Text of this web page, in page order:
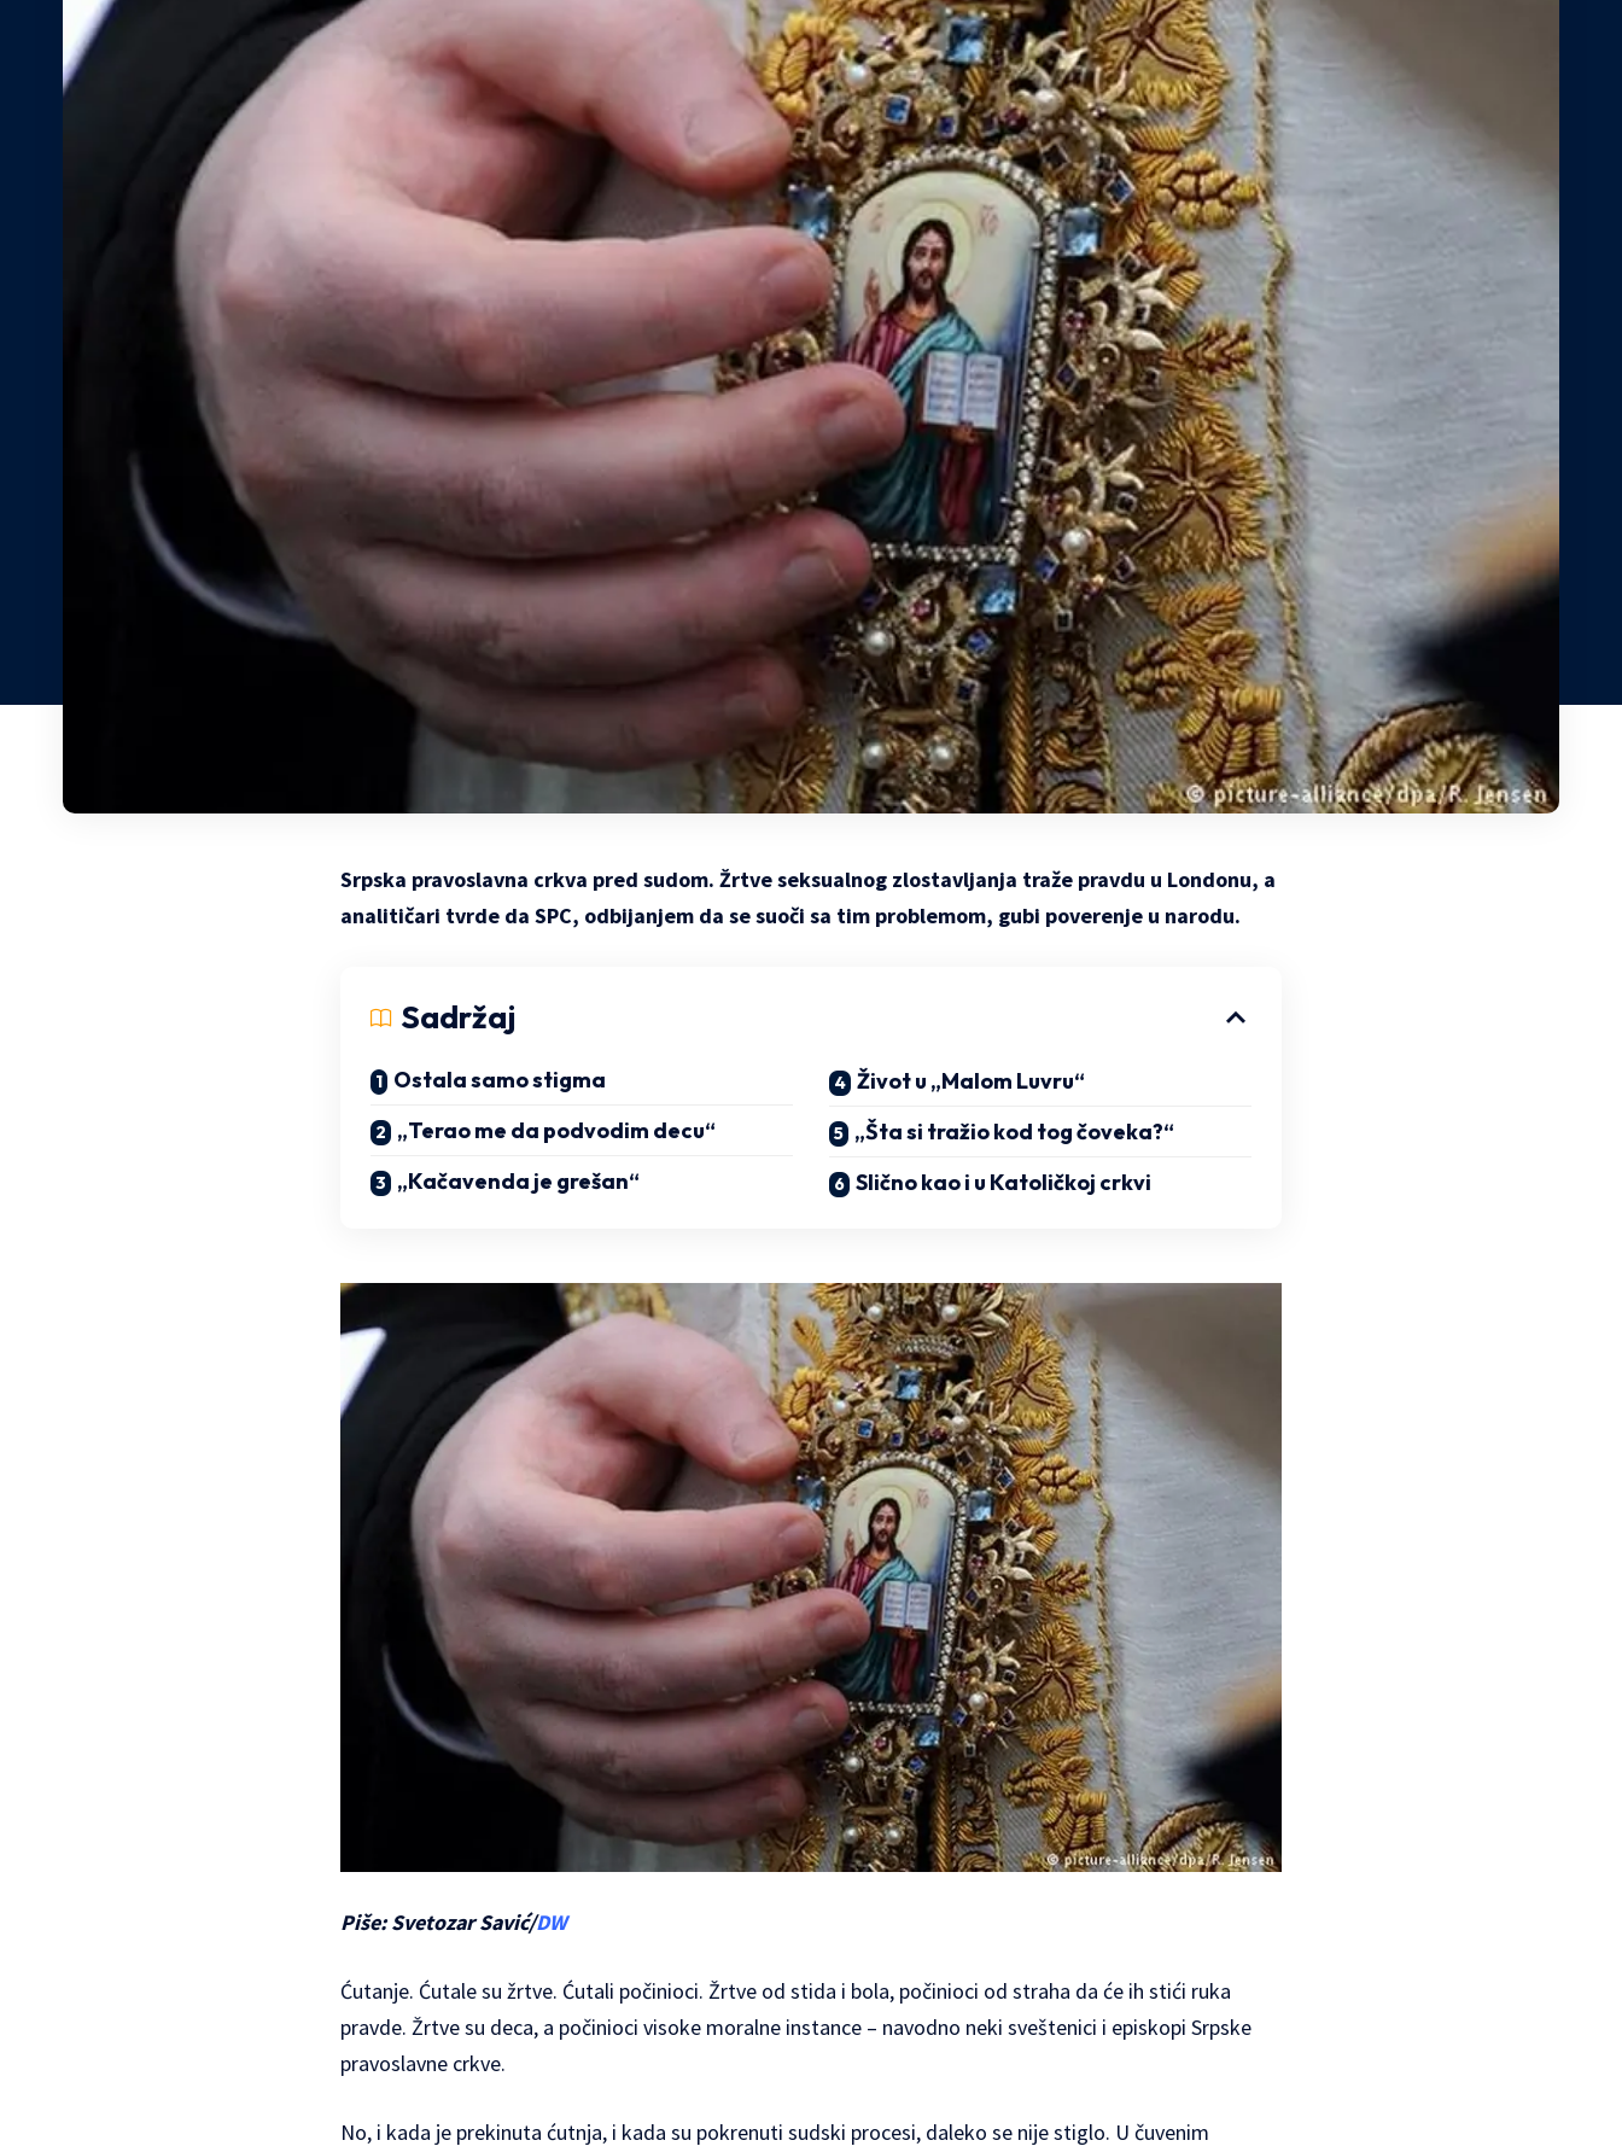
Srpska pravoslavna crkva pred sudom. Žrtve seksualnog zlostavljanja traže pravdu u Londonu, a
analitičari tvrde da SPC, odbijanjem da se suoči sa tim problemom, gubi poverenje u narodu.
Sadržaj
Ostala samo stigma
„Terao me da podvodim decu“
„Kačavenda je grešan“
Život u „Malom Luvru“
„Šta si tražio kod tog čoveka?“
Slično kao i u Katoličkoj crkvi
Piše: Svetozar Savić/DW
Ćutanje. Ćutale su žrtve. Ćutali počinioci. Žrtve od stida i bola, počinioci od straha da će ih stići ruka
pravde. Žrtve su deca, a počinioci visoke moralne instance – navodno neki sveštenici i episkopi Srpske
pravoslavne crkve.
No, i kada je prekinuta ćutnja, i kada su pokrenuti sudski procesi, daleko se nije stiglo. U čuvenim